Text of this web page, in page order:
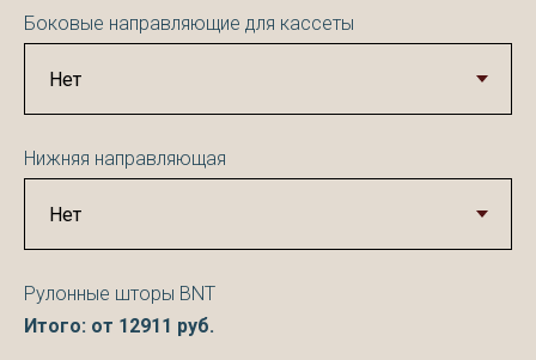
Боковые направляющие для кассеты
Нижняя направляющая
Рулонные шторы BNT
Итого: от 12911 руб.